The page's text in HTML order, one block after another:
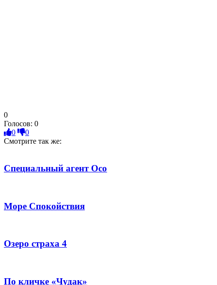
0
Голосов: 0
0
0
Смотрите так же:
Специальный агент Осо
Море Спокойствия
Озеро страха 4
По кличке «Чудак»